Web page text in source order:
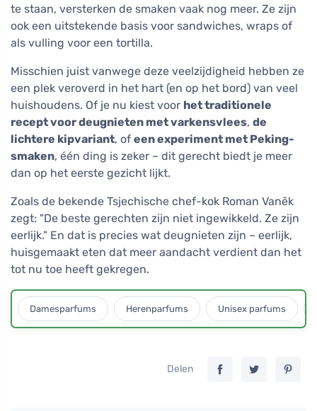
te staan, versterken de smaken vaak nog meer. Ze zijn
ook een uitstekende basis voor sandwiches, wraps of
als vulling voor een tortilla.
Misschien juist vanwege deze veelzijdigheid hebben ze
een plek veroverd in het hart (en op het bord) van veel
huishoudens. Of je nu kiest voor het traditionele
recept voor deugnieten met varkensvlees, de
lichtere kipvariant, of een experiment met Peking-
smaken, één ding is zeker – dit gerecht biedt je meer
dan op het eerste gezicht lijkt.
Zoals de bekende Tsjechische chef-kok Roman Vaněk
zegt: "De beste gerechten zijn niet ingewikkeld. Ze zijn
eerlijk." En dat is precies wat deugnieten zijn – eerlijk,
huisgemaakt eten dat meer aandacht verdient dan het
tot nu toe heeft gekregen.
Damesparfums Herenparfums Unisex parfums
Delen